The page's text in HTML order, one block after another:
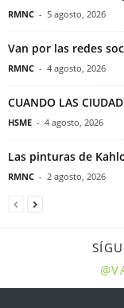
RMNC - 5 agosto, 2026
Van por las redes
RMNC - 4 agosto, 2026
CUANDO LAS
HSME - 4 agosto, 2026
Las pinturas de
RMNC - 2 agosto, 2026